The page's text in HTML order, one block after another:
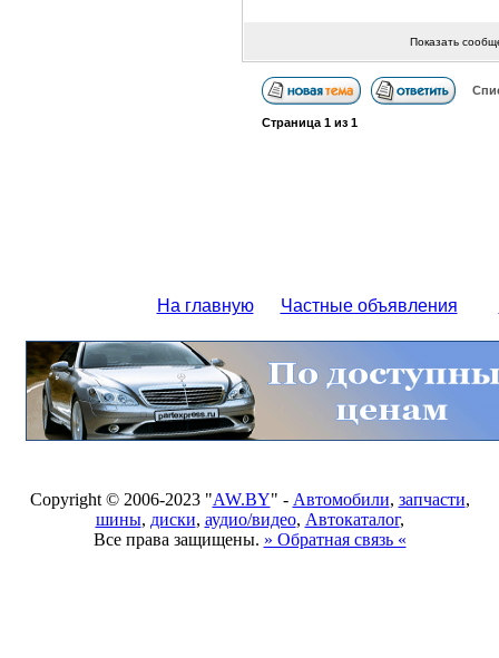
Показать
Страница 1из 1
На главную Частные объявления
Copyright © 2006-2023 "AW.BY" - Автомобили, запчасти,
шины, диски, аудио/видео, Автокаталог,
Все права защищены. » Обратная связь «